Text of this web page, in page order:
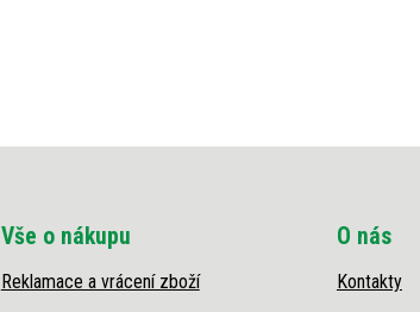
Vše o nákupu
Reklamace a vrácení zboží
O nás
Kontakty